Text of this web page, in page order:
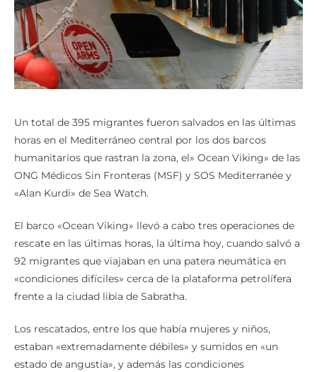
Un total de 395 migrantes fueron salvados en las últimas
horas en el Mediterráneo central por los dos barcos
humanitarios que rastran la zona, el» Ocean Viking» de las
ONG Médicos Sin Fronteras (MSF) y SOS Mediterranée y
«Alan Kurdi» de Sea Watch.
El barco «Ocean Viking» llevó a cabo tres operaciones de
rescate en las últimas horas, la última hoy, cuando salvó a
92 migrantes que viajaban en una patera neumática en
«condiciones difíciles» cerca de la plataforma petrolífera
frente a la ciudad libia de Sabratha.
Los rescatados, entre los que había mujeres y niños,
estaban «extremadamente débiles» y sumidos en «un
estado de angustia», y además las condiciones